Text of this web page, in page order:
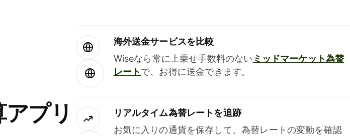
プリ
海外送金サービスを比較
Wiseなら常に上乗せ手数料のない ミッドマーケット為替
レートで、お得に送金できます。
リアルタイム為替レートを追跡
お気に入りの通貨を保存して、為替レートの変動を確認